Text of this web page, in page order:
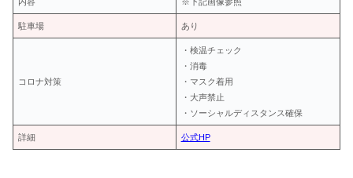
駐車場 あり
コロナ対策
・検温チェック
・消毒
・マスク着用
・大声禁止
・ソーシャルディスタンス確保
詳細 公式HP